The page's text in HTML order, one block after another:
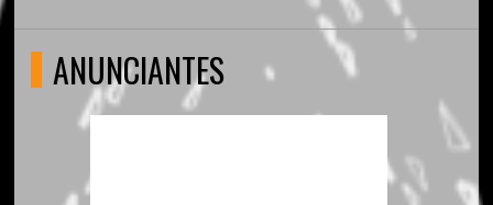
ANUNCIANTES